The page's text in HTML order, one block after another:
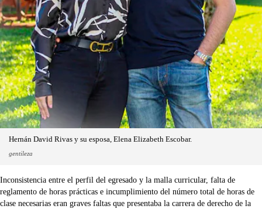
Hernán David Rivas y su esposa, Elena Elizabeth Escobar.
gentileza
Inconsistencia entre el perfil del egresado y la malla curricular, falta de
reglamento de horas prácticas e incumplimiento del número total de horas de
clase necesarias eran graves faltas que presentaba la carrera de derecho de la